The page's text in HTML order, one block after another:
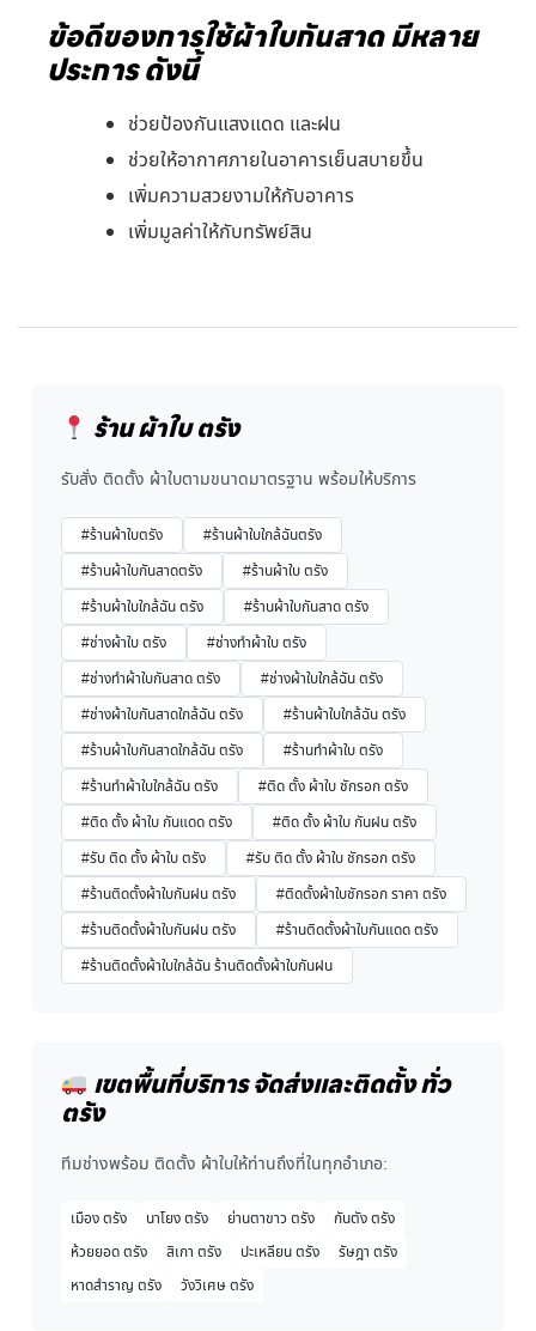
ข้อดีของการใช้ผ้าใบกันสาด มีหลาย
ประการ ดังนี้
ช่วยป้องกันแสงแดด และฝน
ช่วยให้อากาศภายในอาคารเย็นสบายขึ้น
เพิ่มความสวยงามให้กับอาคาร
เพิ่มมูลค่าให้กับทรัพย์สิน
ร้าน ผ้าใบ ตรัง
รับสั่ง ติดตั้ง ผ้าใบตามขนาดมาตรฐาน พร้อมให้บริการ
#ร้านผ้าใบตรัง
#ร้านผ้าใบใกล้ฉันตรัง
#ร้านผ้าใบกันสาดตรัง
#ร้านผ้าใบ ตรัง
#ร้านผ้าใบใกล้ฉัน ตรัง
#ร้านผ้าใบกันสาด ตรัง
#ช่างผ้าใบ ตรัง
#ช่างทำผ้าใบ ตรัง
#ช่างทำผ้าใบกันสาด ตรัง
#ช่างผ้าใบใกล้ฉัน ตรัง
#ช่างผ้าใบกันสาดใกล้ฉัน ตรัง
#ร้านผ้าใบใกล้ฉัน ตรัง
#ร้านผ้าใบกันสาดใกล้ฉัน ตรัง
#ร้านทำผ้าใบ ตรัง
#ร้านทำผ้าใบใกล้ฉัน ตรัง
#ติด ตั้ง ผ้าใบ ชักรอก ตรัง
#ติด ตั้ง ผ้าใบ กันแดด ตรัง
#ติด ตั้ง ผ้าใบ กันฝน ตรัง
#รับ ติด ตั้ง ผ้าใบ ตรัง
#รับ ติด ตั้ง ผ้าใบ ชักรอก ตรัง
#ร้านติดตั้งผ้าใบกันฝน ตรัง
#ติดตั้งผ้าใบชักรอก ราคา ตรัง
#ร้านติดตั้งผ้าใบกันฝน ตรัง
#ร้านติดตั้งผ้าใบกันแดด ตรัง
#ร้านติดตั้งผ้าใบใกล้ฉัน ร้านติดตั้งผ้าใบกันฝน
เขตพื้นที่บริการ จัดส่งและติดตั้ง ทั่ว
ตรัง
ทีมช่างพร้อม ติดตั้ง ผ้าใบให้ท่านถึงที่ในทุกอำเภอ:
เมือง ตรัง นาโยง ตรัง ย่านตาขาว ตรัง
กันตัง ตรัง
ห้วยยอด ตรัง
สิเกา ตรัง ปะเหลียน ตรัง
รัษฎา ตรัง
หาดสำราญ ตรัง
วังวิเศษ ตรัง